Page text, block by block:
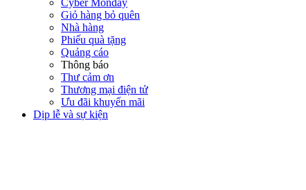
Giỏ hàng bỏ quên
Nhà hàng
Phiếu quà tặng
Quảng cáo
Thông báo
Thư cảm ơn
Thương mại điện tử
Ưu đãi khuyến mãi
Dịp lễ và sự kiện